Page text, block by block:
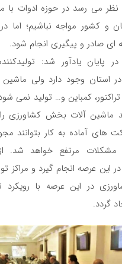
نظر می رسد در حوزه ادوات
و کشور مواجه نباشیم؛ اما
ای صادر و پیگیری انجام شود.
در پایان یادآور شد:
استان وجود دارد ولی
تراکتور، کمباین و… تولید نمی
ماشین آلات بخش کشاورزی را
های آماده به کار بتوانند
مرتفع خواهد شد. از
این عرصه انجام گیرد و مراکز
در این عرصه با رویکرد
گردد.